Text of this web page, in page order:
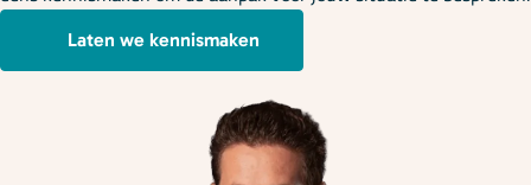
PodcastsLaten we kennismaken